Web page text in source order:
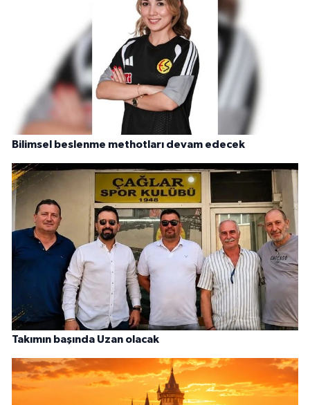
Bilimsel beslenme methotları devam edecek
Takımın başında Uzan olacak